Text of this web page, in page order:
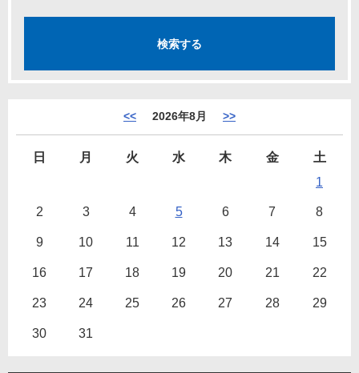
<< 2026年8月 >>
日 月 火 水 木 金
土
1
2 3 4 5 6 7 8
9 10 11 12 13 14 15
16 17 18 19 20 21 22
23 24 25 26 27 28 29
30 31